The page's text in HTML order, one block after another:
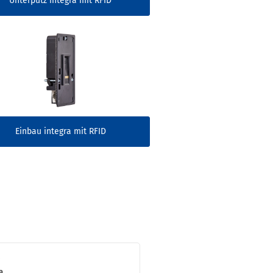
Einbau integra mit RFID